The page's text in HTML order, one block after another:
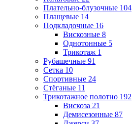
Плательно-блузочные 104
Плащевые 14
Подкладочные 16
Вискозные 8
Однотонные 5
Трикотаж 1
Рубашечные 91
Сетка 10
Спортивные 24
Стёганые 11
Трикотажное полотно 192
Вискоза 21
Демисезонные 87